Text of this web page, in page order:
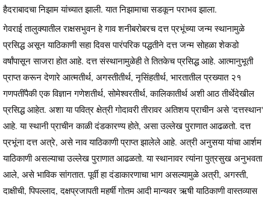
हैदराबादचा निझाम यांच्यात झाली. यात निझामाचा सडकून पराभव झाला.
गेवराई तालुक्यातील राक्षसभुवन हे गाव शनीबरोबरच दत्त प्रभूंच्या जन्म स्थानामुळे
प्रसिद्ध असून याठिकाणी सहा दिवस पारंपरिक पद्धतीने दत्त जन्म सोहळा शेकडो
वर्षांपासून साजरा होत आहे. दत्त संस्थानामुळेही ते तितकेच प्रसिद्ध आहे. आत्मानुभूती
प्राप्त करून देणारे आत्मतीर्थ, अगस्तीतीर्थ, नृसिंहतीर्थ, भारतातील प्रख्यात २१
गणपतींपैकी एक विज्ञान गणेशतीर्थ, सोमेश्वरतीर्थ, कालिकातीर्थ अशी आठ तीर्थेदेखील
प्रसिद्ध आहेत. अशा या पवित्र क्षेत्री गोदावरी तीरावर अतिशय प्राचीन असे 'दत्तस्थान'
आहे. या स्थानी प्राचीन काळी दंडकारण्य होते, असा उल्लेख पुराणात आढळतो. दत्त
प्रभूंना दत्त अत्रे, असे नाव याठिकाणी प्राप्त झालेले आहे. अत्री अनुसया यांचा आर्शम
याठिकाणी असल्याचा उल्लेख पुराणात आढळतो. या स्थानावर त्यांना पुत्रसुख अनुभवता
आले, असे भाविक सांगतात. पूर्वी हा दंडाकारणाचा भाग असल्यामुळे अत्री, अगस्ती,
दाक्षीची, पिपल्लाद, दक्षप्रजापती महर्षी गोतम आदी मान्यवर ऋषी याठिकाणी वास्तव्यास